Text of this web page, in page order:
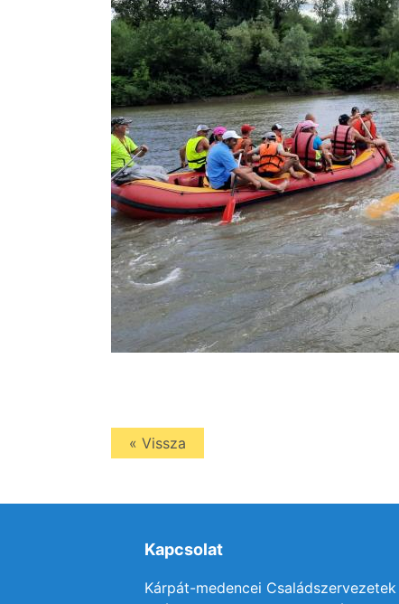
« Vissza
Kapcsolat
Kárpát-medencei